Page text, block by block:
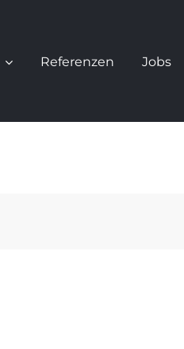
Referenzen Jobs